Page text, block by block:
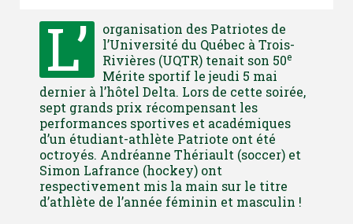
L’
organisation des Patriotes de
l’Université du Québec à Trois-
Rivières (UQTR) tenait son 50e
Mérite sportif le jeudi 5 mai
dernier à l’hôtel Delta. Lors de cette soirée,
sept grands prix récompensant les
performances sportives et académiques
d’un étudiant-athlète Patriote ont été
octroyés. Andréanne Thériault (soccer) et
Simon Lafrance (hockey) ont
respectivement mis la main sur le titre
d’athlète de l’année féminin et masculin !